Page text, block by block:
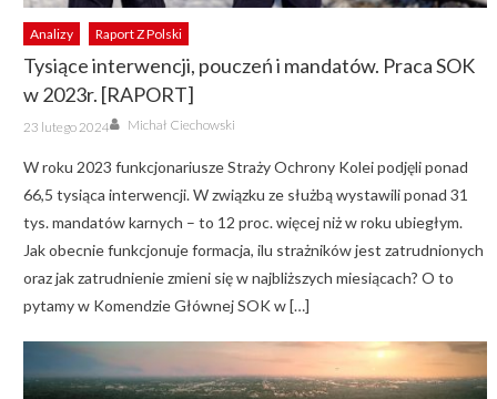
Analizy Raport Z Polski
Tysiące interwencji, pouczeń i mandatów. Praca SOK
w 2023r. [RAPORT]
Posted
on
23 lutego 2024 Author
Michał Ciechowski
W roku 2023 funkcjonariusze Straży Ochrony Kolei podjęli ponad
66,5 tysiąca interwencji. W związku ze służbą wystawili ponad 31
tys. mandatów karnych – to 12 proc. więcej niż w roku ubiegłym.
Jak obecnie funkcjonuje formacja, ilu strażników jest zatrudnionych
oraz jak zatrudnienie zmieni się w najbliższych miesiącach? O to
pytamy w Komendzie Głównej SOK w […]